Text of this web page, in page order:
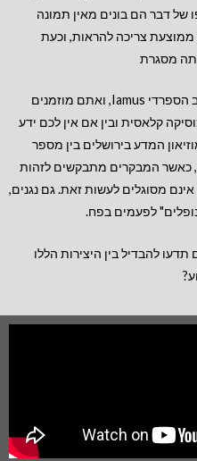
של דבר הם בונים מאין תמונה
צריכה להראות, וכעת
מסגרת
הנה שתי יצירות שנכתבו על ידי המחשב הספרדי Iamus, ואתם מוזמנים
קלאסית ובין אם אין לכם ידע
המדע בירושלים בין מספר
כאשר המבקרים מתבקשים לזהות
מסוגלים לעשות זאת. גם נגנים,
לפעמים בפח.
תדעו להבדיל בין היצירות הללו